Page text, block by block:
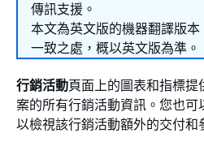
傳訊支援。
本文為英文版的機器翻譯版
一致之處，概以英文版為準。
行銷活動頁面上的圖表和指標
案的所有行銷活動資訊。您也可
以檢視該行銷活動額外的交付和